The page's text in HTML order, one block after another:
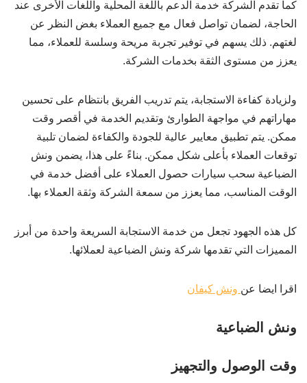
كما تقدم الشركة خدمة الدعم باللغة المحلية واللغات الأخرى عند
الحاجة، لضمان تواصل فعال مع جميع العملاء بغض النظر عن
لغتهم. ذلك يسهم في توفير تجربة مريحة وسلسة للعملاء، مما
يعزز من مستوى الثقة بخدمات الشركة.
ولزيادة كفاءة الاستجابة، يتم تدريب الفريق بانتظام على تحسين
مهاراتهم في مواجهة الطوارئ وتقديم الخدمة في أقصر وقت
ممكن. يتم تطبيق معايير عالية للجودة والكفاءة لضمان تلبية
توقعات العملاء بأعلى شكل ممكن. بناءً على هذا، يضمن ونش
الضباعية سحب سيارات حصول العملاء على أفضل خدمة في
الوقت المناسب، مما يعزز من سمعة الشركة وثقة العملاء بها.
كل هذه الجهود تجعل من خدمة الاستجابة السريعة واحدة من أبرز
المميزات التي تقدمها شركة ونش الضباعية لعملائها.
اقرا ايضا عن ونش كيفان
ونش الضباعية
وقت الوصول والتجهيز